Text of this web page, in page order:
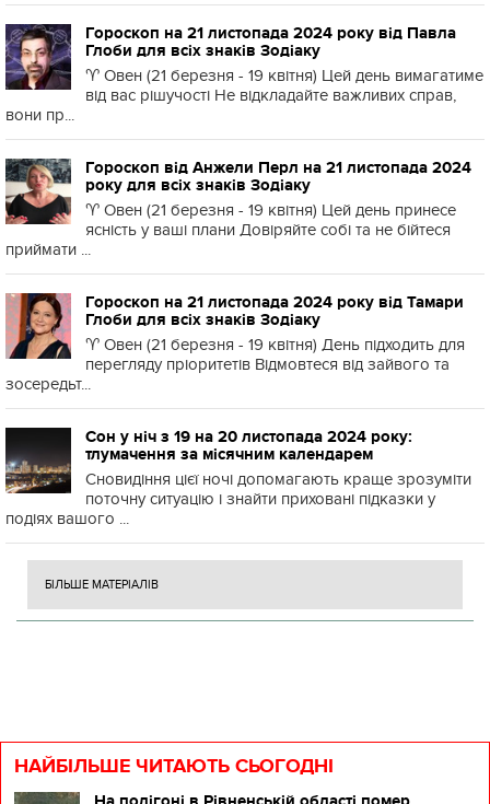
Гороскоп на 21 листопада 2024 року від Павла
Глоби для всіх знаків Зодіаку
♈️ Овен (21 березня - 19 квітня) Цей день вимагатиме
від вас рішучості Не відкладайте важливих справ,
вони пр...
Гороскоп від Анжели Перл на 21 листопада 2024
року для всіх знаків Зодіаку
♈️ Овен (21 березня - 19 квітня) Цей день принесе
ясність у ваші плани Довіряйте собі та не бійтеся
приймати ...
Гороскоп на 21 листопада 2024 року від Тамари
Глоби для всіх знаків Зодіаку
♈️ Овен (21 березня - 19 квітня) День підходить для
перегляду пріоритетів Відмовтеся від зайвого та
зосередьт...
Сон у ніч з 19 на 20 листопада 2024 року:
тлумачення за місячним календарем
Сновидіння цієї ночі допомагають краще зрозуміти
поточну ситуацію і знайти приховані підказки у
подіях вашого ...
БІЛЬШЕ МАТЕРІАЛІВ
НАЙБІЛЬШЕ ЧИТАЮТЬ СЬОГОДНІ